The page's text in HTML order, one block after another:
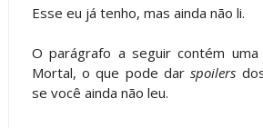
Esse eu já tenho, mas ainda não li.
O parágrafo a seguir contém uma
Mortal, o que pode darspoilers
se você ainda não leu.